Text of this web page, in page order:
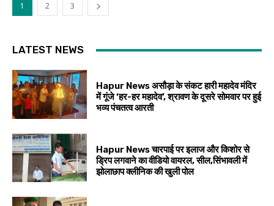
1 2 3
LATEST NEWS
Hapur News असौड़ा के संकट हारी महादेव मंदिर
में गूंजे ‘हर-हर महादेव’, श्रावण के दूसरे सोमवार पर हुई
भव्य पंचतत्व आरती
Hapur News चारपाई पर इलाज और किशोर से
ड्रिप लगवाने का वीडियो वायरल, सील,सिंभावली में
झोलाछाप क्लीनिक की खुली पोल